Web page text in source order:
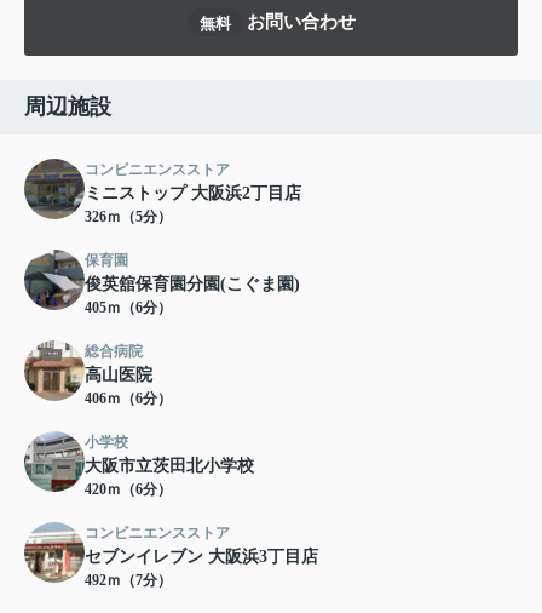
無料 お問い合わせ
周辺施設
コンビニエンスストア
ミニストップ 大阪浜2丁目店
326ｍ（5分）
保育園
俊英舘保育園分園(こぐま園)
405ｍ（6分）
総合病院
高山医院
406ｍ（6分）
小学校
大阪市立茨田北小学校
420ｍ（6分）
コンビニエンスストア
セブンイレブン 大阪浜3丁目店
492ｍ（7分）